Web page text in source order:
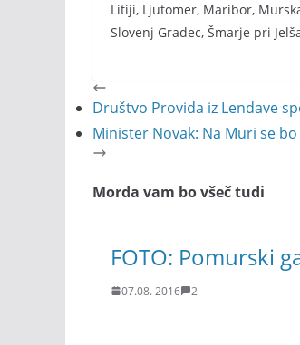
Litiji, Ljutomer, Maribor,
Slovenj Gradec, Šmarje pri
Društvo Provida iz Lendave
Minister Novak: Na Muri se
Morda vam bo všeč tudi
FOTO: Pomurski
07.08. 2016 2